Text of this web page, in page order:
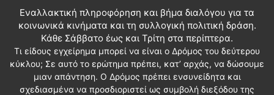
Εναλλακτική πληροφόρηση και βήμα διαλόγου για τα
κοινωνικά κινήματα και τη συλλογική πολιτική δράση.
Κάθε Σάββατο έως και Τρίτη στα περίπτερα.
Τι είδους εγχείρημα μπορεί να είναι ο Δρόμος του δεύτερου
κύκλου; Σε αυτό το ερώτημα πρέπει, κατ’ αρχάς, να δώσουμε
μιαν απάντηση. Ο Δρόμος πρέπει ενσυνείδητα και
σχεδιασμένα να προσδιοριστεί ως συμβολή διεξόδου της